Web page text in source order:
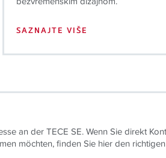
möchten, finden Sie hier den richtigen